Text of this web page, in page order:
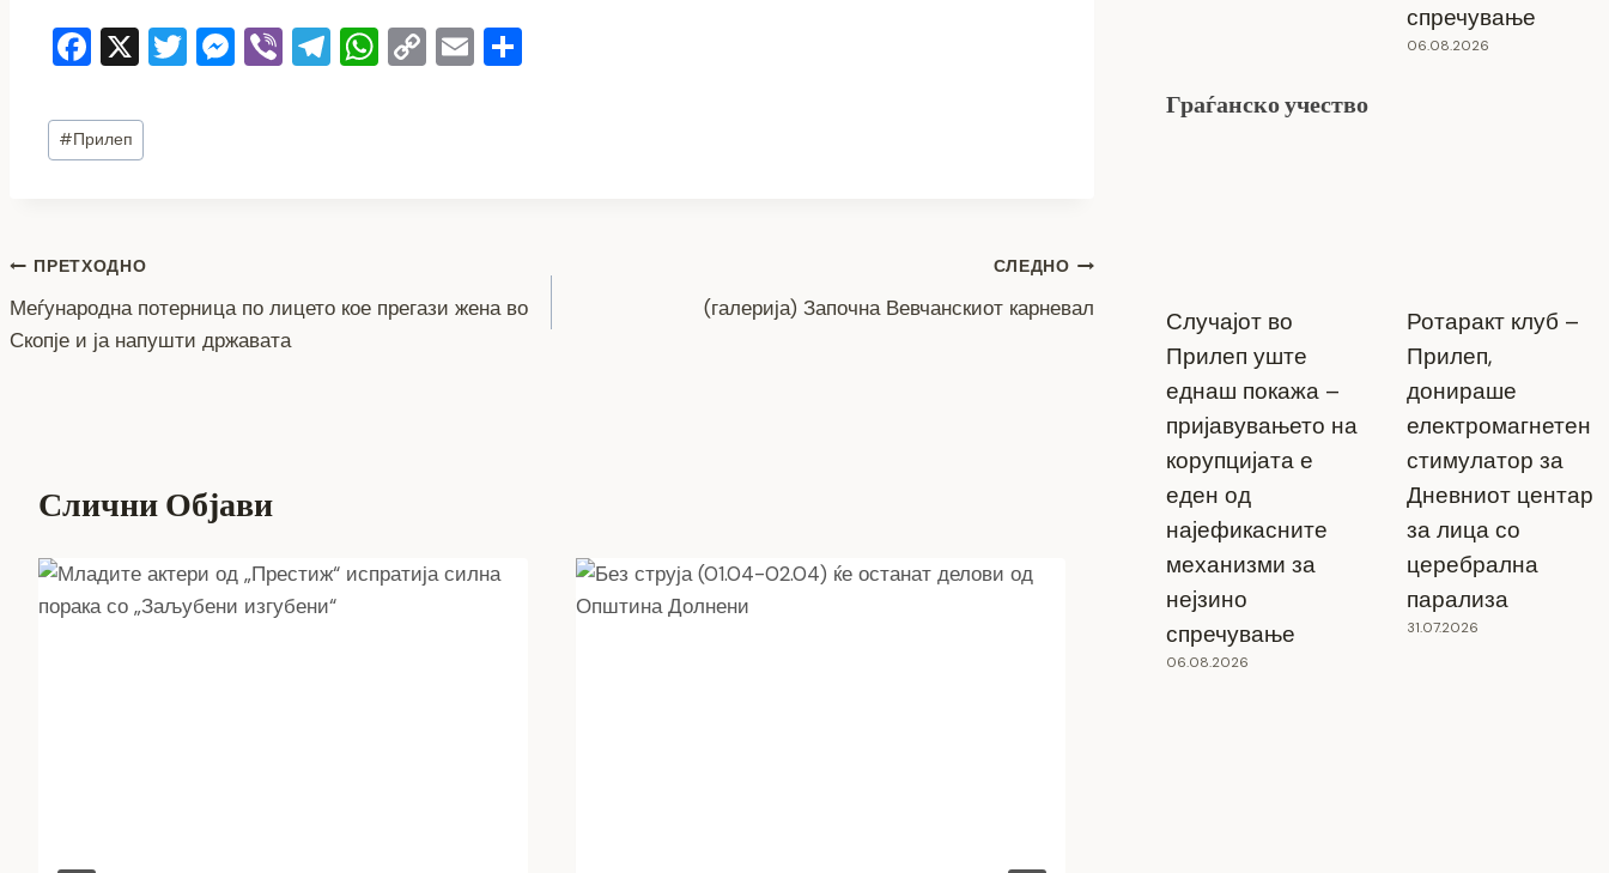
F
c
e
o
k
X T M Vi T W C E
Post
Tags:
#Прилеп
Навигација
на
ПРЕТХОДНО
Меѓународна потерница по лицето кое прегази жена во
Скопје и ја напушти државата
СЛЕДНО
(галерија) Започна Вевчанскиот карневал
Слични Објави
спречување
06.08.2026
Граѓанско учество
Случајот во
Прилеп уште
еднаш покажа –
пријавувањето на
корупцијата е
еден од
најефикасните
механизми за
нејзино
спречување
06.08.2026
Ротаракт клуб –
Прилеп,
донираше
електромагнетен
стимулатор за
Дневниот центар
за лица со
церебрална
парализа
31.07.2026